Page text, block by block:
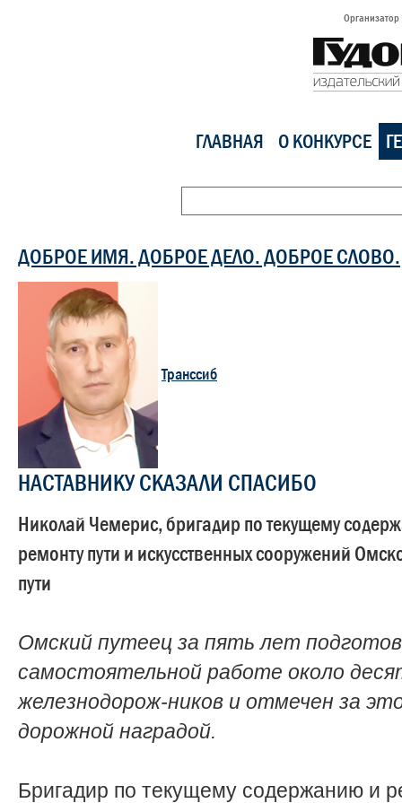
Организатор
ГЛАВНАЯ О КОНКУРСЕ
ДОБРОЕ ИМЯ. ДОБРОЕ ДЕЛО. ДОБРОЕ СЛОВО.
Транссиб
НАСТАВНИКУ СКАЗАЛИ СПАСИБО
Николай Чемерис, бригадир по текущему
ремонту пути и искусственных сооружений
пути
Омский путеец за пять лет
самостоятельной работе около
железнодорож-ников и отмечен за
дорожной наградой.
Бригадир по текущему содержанию и